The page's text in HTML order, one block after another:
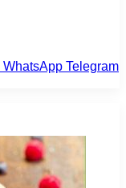
WhatsApp Telegram